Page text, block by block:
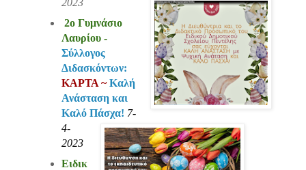
2023
2ο Γυμνάσιο
Λαυρίου -
Σύλλογος
Διδασκόντων:
ΚΑΡΤΑ ~Καλή
Ανάσταση και
Καλό Πάσχα! 7-
4-
2023
Ειδικ